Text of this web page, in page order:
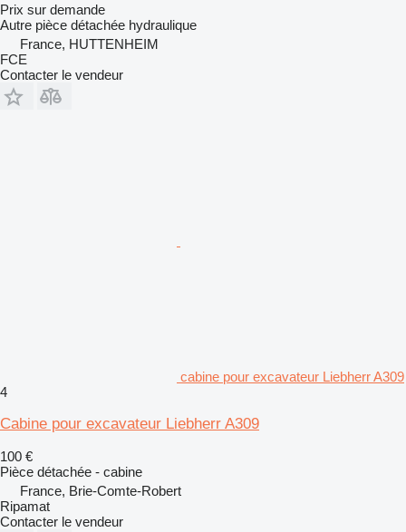
Prix sur demande
Autre pièce détachée hydraulique
France, HUTTENHEIM
FCE
Contacter le vendeur
cabine pour excavateur Liebherr A309
4
Cabine pour excavateur Liebherr A309
100 €
Pièce détachée - cabine
France, Brie-Comte-Robert
Ripamat
Contacter le vendeur